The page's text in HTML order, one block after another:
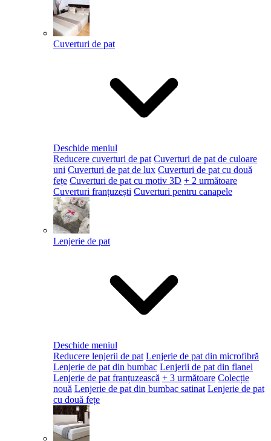
Cuverturi de pat
Deschide meniul
Reducere cuverturi de pat Cuverturi de pat de culoare
uni Cuverturi de pat de lux Cuverturi de pat cu două
fețe Cuverturi de pat cu motiv 3D + 2 următoare
Cuverturi franțuzești Cuverturi pentru canapele
Lenjerie de pat
Deschide meniul
Reducere lenjerii de pat Lenjerie de pat din microfibră
Lenjerie de pat din bumbac Lenjerii de pat din flanel
Lenjerie de pat franțuzească + 3 următoare Colecție
nouă Lenjerie de pat din bumbac satinat Lenjerie de pat
cu două fețe